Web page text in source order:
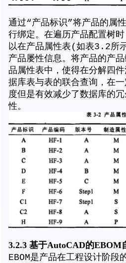
通过“产品标识”将产品的属
行绑定。在遍历产品配置树
以在产品属性表(如表3.2所
产品屡性信息。将产品的产
品属性表中，使得在分解四
据库表与表的联合查询，在
度但是有效减少了数据库的
性。
3.2.3 基于AutoCAD的EBOM
EBOM是产品在工程设计阶段